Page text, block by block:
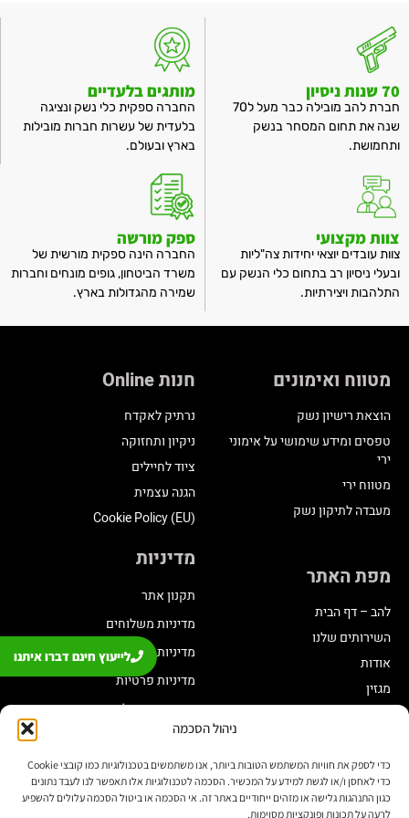
ניהול הסכמה
כדי לספק את חוויות המשתמש הטובות ביותר, אנו משתמשים בטכנולוגיות כמו קובצי Cookie
כדי לאחסן ו/או לגשת למידע על המכשיר. הסכמה לטכנולוגיות אלו תאפשר לנו לעבד נתונים
כגון התנהגות גלישה או מזהים ייחודיים באתר זה. אי הסכמה או ביטול הסכמה עלולים להשפיע
לרעה על תכונות ופונקציות מסוימות.
70 שנות ניסיון
חברת להב מובילה כבר מעל ל70
שנה את תחום המסחר בנשק
ותחמושת.
מותגים בלעדיים
החברה ספקית כלי נשק ונציגה
בלעדית של עשרות חברות מובילות
בארץ ובעולם.
צוות מקצועי
צוות עובדים יוצאי יחידות צה"ליות
ובעלי ניסיון רב בתחום כלי הנשק עם
התלהבות ויצירתיות.
ספק מורשה
החברה הינה ספקית מורשית של
משרד הביטחון, גופים מונחים וחברות
שמירה מהגדולות בארץ.
מטווח ואימונים
הוצאת רישיון נשק
טפסים ומידע שימושי על אימוני
ירי
מטווח ירי
מעבדה לתיקון נשק
חנות Online
נרתיק לאקדח
ניקיון ותחזוקה
ציוד לחיילים
הגנה עצמית
Cookie Policy (EU)
מפת האתר
להב – דף הבית
השירותים שלנו
אודות
מגזין
מדיניות
תקנון אתר
מדיניות משלוחים
מדיניות החזרת מוצרים
מדיניות פרטיות
תקנון מועדון לקוחות
הצהרת נגישות
שינוי בתכנית צבירה
יצירת קשר
לייעוץ חינם דברו איתנו